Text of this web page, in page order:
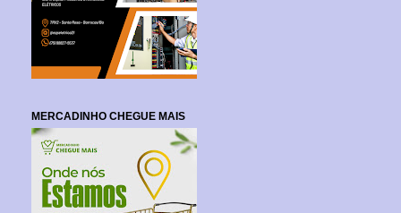
MERCADINHO CHEGUE MAIS